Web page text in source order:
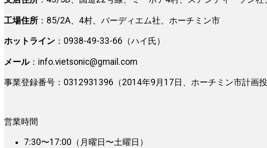
工場住所 ：85/2A、4村、バーディエム社、ホーチミン市
ホットライン ：0938-49-33-66（ハイ氏）
メール： info.vietsonic@gmail.com
事業登録番号：0312931396（2014年9月17日、ホーチミン市計画投
営業時間
7:30〜17:00（月曜日〜土曜日）